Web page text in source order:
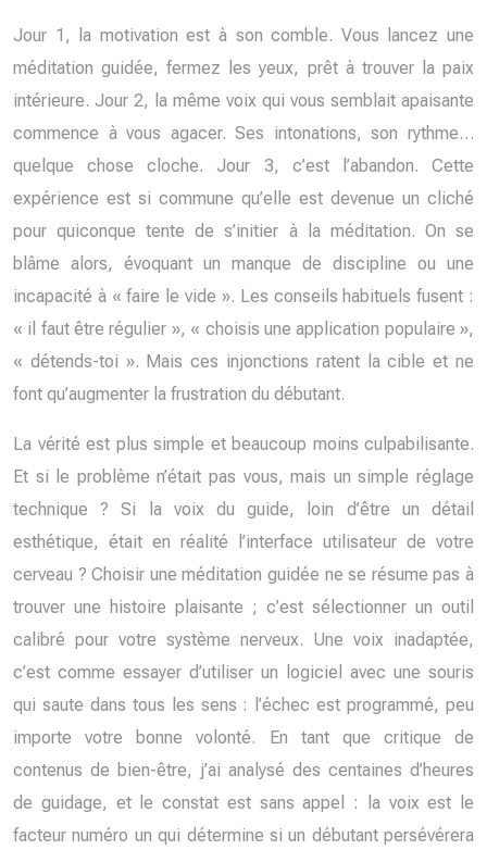
Jour 1, la motivation est à son comble. Vous lancez une
méditation guidée, fermez les yeux, prêt à trouver la paix
intérieure. Jour 2, la même voix qui vous semblait apaisante
commence à vous agacer. Ses intonations, son rythme…
quelque chose cloche. Jour 3, c’est l’abandon. Cette
expérience est si commune qu’elle est devenue un cliché
pour quiconque tente de s’initier à la méditation. On se
blâme alors, évoquant un manque de discipline ou une
incapacité à « faire le vide ». Les conseils habituels fusent :
« il faut être régulier », « choisis une application populaire »,
« détends-toi ». Mais ces injonctions ratent la cible et ne
font qu’augmenter la frustration du débutant.
La vérité est plus simple et beaucoup moins culpabilisante.
Et si le problème n’était pas vous, mais un simple réglage
technique ? Si la voix du guide, loin d’être un détail
esthétique, était en réalité l’interface utilisateur de votre
cerveau ? Choisir une méditation guidée ne se résume pas à
trouver une histoire plaisante ; c’est sélectionner un outil
calibré pour votre système nerveux. Une voix inadaptée,
c’est comme essayer d’utiliser un logiciel avec une souris
qui saute dans tous les sens : l’échec est programmé, peu
importe votre bonne volonté. En tant que critique de
contenus de bien-être, j’ai analysé des centaines d’heures
de guidage, et le constat est sans appel : la voix est le
facteur numéro un qui détermine si un débutant persévérera